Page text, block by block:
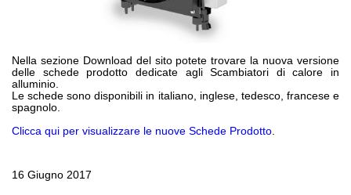
Pompe e motori a pistoni assiali
Motori elettrici brushless - Serie MS
Motori a pistoni radiali
Motori Orbitali prodotti per Bondioli & Pavesi
Sistemi di accoppiamento
Controllo
Valvole di controllo direzionale
Nella sezione Download del sito potete trovare la nuova versione
delle schede prodotto dedicate agli Scambiatori di calore in
alluminio.
Le schede sono disponibili in italiano, inglese, tedesco, francese e
spagnolo.
Clicca qui per visualizzare le nuove Schede Prodotto.
16 Giugno 2017